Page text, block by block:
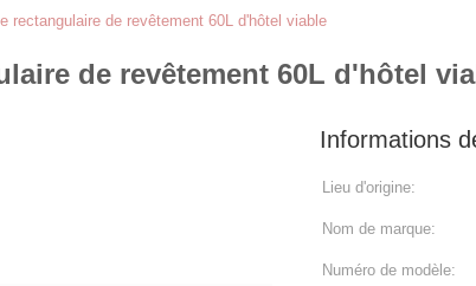
rectangulaire de revêtement 60L d'hôtel viable
de revêtement 60L d'hôtel
Informations
Lieu d'origine:
Nom de marque:
Numéro de modèle: